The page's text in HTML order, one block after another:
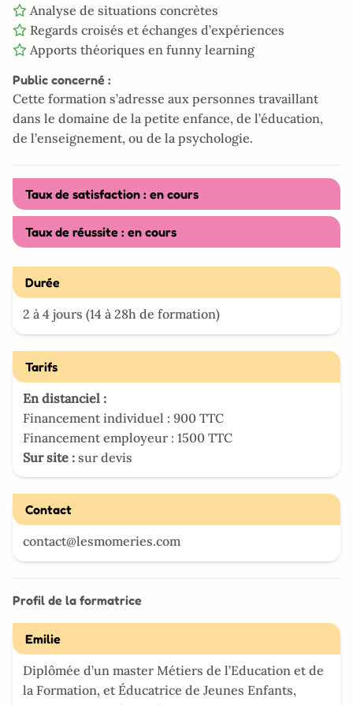
Analyse de situations concrètes
Regards croisés et échanges d’expériences
Apports théoriques en funny learning
Public concerné :
Cette formation s’adresse aux personnes travaillant
dans le domaine de la petite enfance, de l’éducation,
de l’enseignement, ou de la psychologie.
Taux de satisfaction : en cours
Taux de réussite : en cours
Durée
2 à 4 jours (14 à 28h de formation)
Tarifs
En distanciel :
Financement individuel : 900 TTC
Financement employeur : 1500 TTC
Sur site : sur devis
Contact
contact@lesmomeries.com
Profil de la formatrice
Emilie
Diplômée d’un master Métiers de l’Education et de
la Formation, et Éducatrice de Jeunes Enfants,